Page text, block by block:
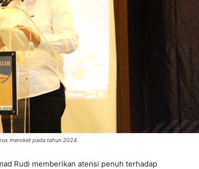
meroket pada tahun 2024.
Rudi memberikan atensi penuh terhadap